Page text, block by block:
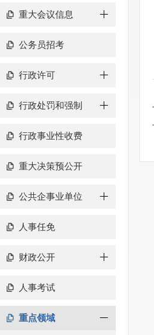
重大会议信息
公务员招考
行政许可
行政处罚和强制
行政事业性收费
重大决策预公开
公共企事业单位
人事任免
财政公开
人事考试
重点领域